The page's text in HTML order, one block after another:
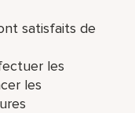
satisfaits de
les
les